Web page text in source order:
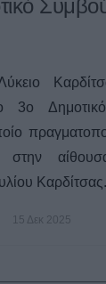
3ο
στην
Καρδίτσας.
15 Δεκ 2025